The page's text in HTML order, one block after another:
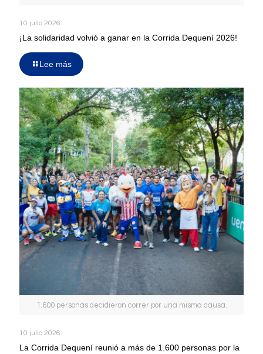
10 julio 2026
¡La solidaridad volvió a ganar en la Corrida Dequení 2026!
Lee más
1.600 personas decidieron correr por una misma causa.
10 julio 2026
La Corrida Dequení reunió a más de 1.600 personas por la